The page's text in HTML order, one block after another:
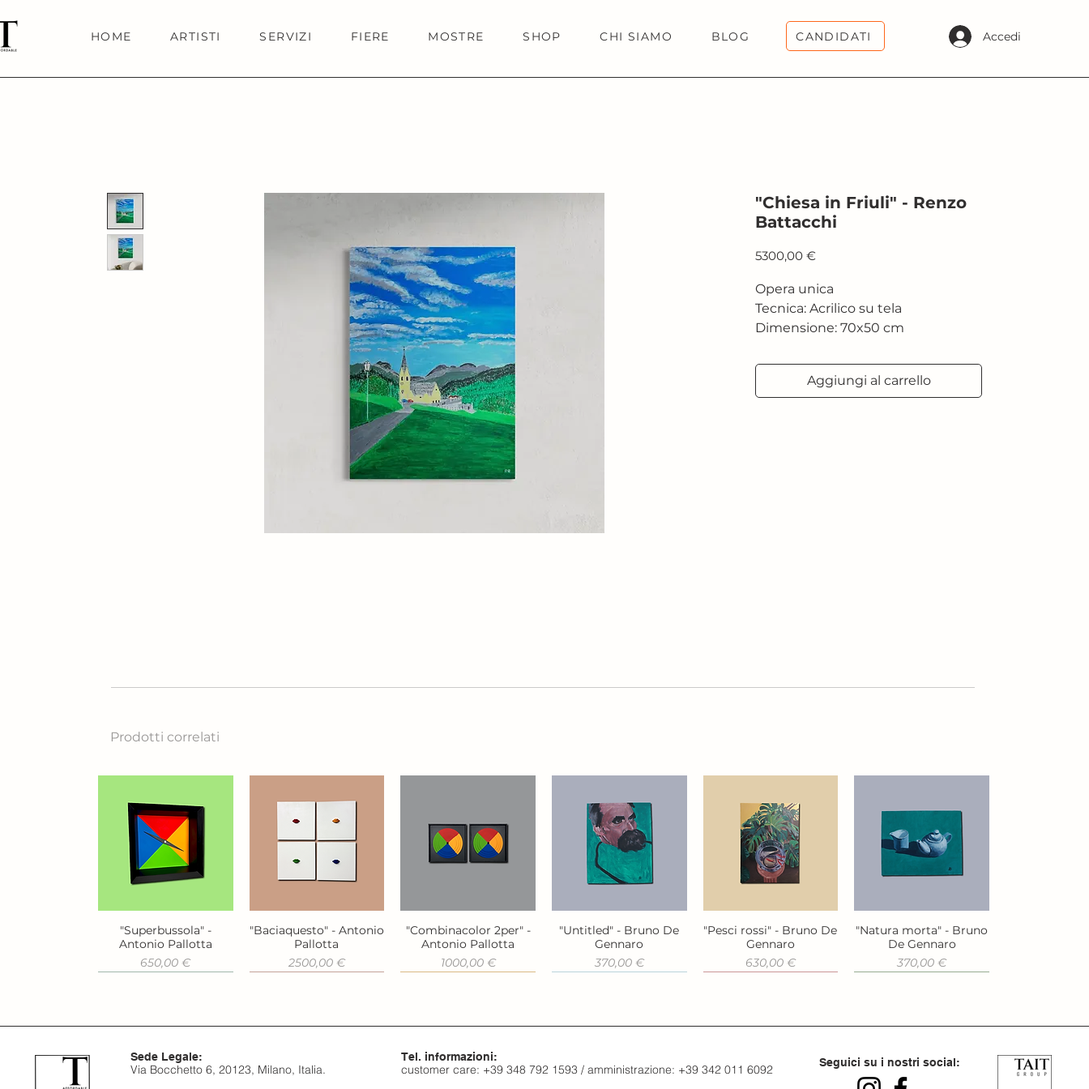
HOME ARTISTI SERVIZI FIERE MOSTRE SHOP CHI SIAMO BLOG Accedi
CANDIDATI
"Chiesa in Friuli" - Renzo
Battacchi
5300,00 €Prezzo
Opera unica
Tecnica: Acrilico su tela
Dimensione: 70x50 cm
Aggiungi al carrello
Prodotti correlati
Vista rapida
"Superbussola" -
Antonio Pallotta
Prezzo
650,00 €
Vista rapida
"Baciaquesto" - Antonio
Pallotta
Prezzo
2500,00 €
Vista rapida
"Combinacolor 2per" -
Antonio Pallotta
Prezzo
1000,00 €
Vista rapida
"Untitled" - Bruno De
Gennaro
Prezzo
370,00 €
Vista rapida
"Pesci rossi" - Bruno De
Gennaro
Prezzo
630,00 €
Vista rapida
"Natura morta" - Bruno
De Gennaro
Prezzo
370,00 €
Sede Legale:
Via Bocchetto 6, 20123, Milano, Italia.
Tel. informazioni:
customer care: +39 348 792 1593 / amministrazione: +39 342 011 6092 Seguici su i nostri social: